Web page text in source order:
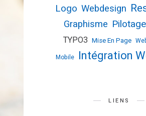
Logo Webdesign
Graphisme Pilotage
TYPO3 Mise En Page
Mobile Intégration
LIENS